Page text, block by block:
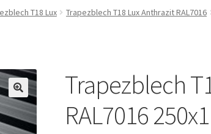
T18 Lux Trapezblech T18 Lux Anthrazit RAL7016
Trapezblech
RAL7016